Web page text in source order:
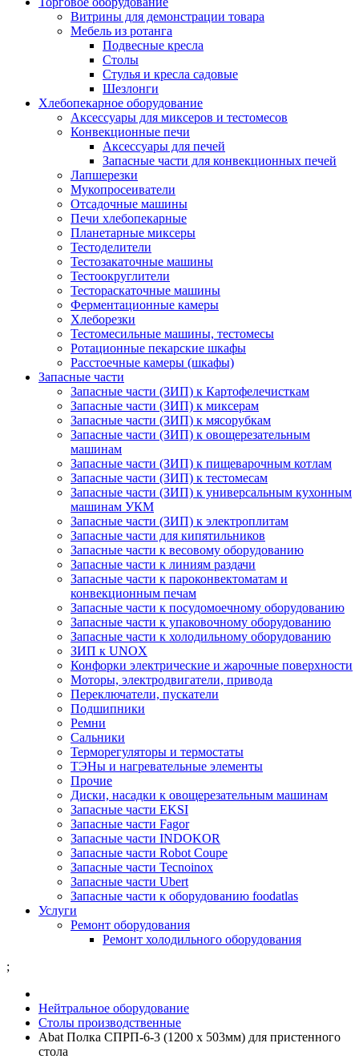
Витрины для демонстрации товара
Мебель из ротанга
Подвесные кресла
Столы
Стулья и кресла садовые
Шезлонги
Хлебопекарное оборудование
Аксессуары для миксеров и тестомесов
Конвекционные печи
Аксессуары для печей
Запасные части для конвекционных печей
Лапшерезки
Мукопросеиватели
Отсадочные машины
Печи хлебопекарные
Планетарные миксеры
Тестоделители
Тестозакаточные машины
Тестоокруглители
Тестораскаточные машины
Ферментационные камеры
Хлеборезки
Тестомесильные машины, тестомесы
Ротационные пекарские шкафы
Расстоечные камеры (шкафы)
Запасные части
Запасные части (ЗИП) к Картофелечисткам
Запасные части (ЗИП) к миксерам
Запасные части (ЗИП) к мясорубкам
Запасные части (ЗИП) к овощерезательным
машинам
Запасные части (ЗИП) к пищеварочным котлам
Запасные части (ЗИП) к тестомесам
Запасные части (ЗИП) к универсальным кухонным
машинам УКМ
Запасные части (ЗИП) к электроплитам
Запасные части для кипятильников
Запасные части к весовому оборудованию
Запасные части к линиям раздачи
Запасные части к пароконвектоматам и
конвекционным печам
Запасные части к посудомоечному оборудованию
Запасные части к упаковочному оборудованию
Запасные части к холодильному оборудованию
ЗИП к UNOX
Конфорки электрические и жарочные поверхности
Моторы, электродвигатели, привода
Переключатели, пускатели
Подшипники
Ремни
Сальники
Терморегуляторы и термостаты
ТЭНы и нагревательные элементы
Прочие
Диски, насадки к овощерезательным машинам
Запасные части EKSI
Запасные части Fagor
Запасные части INDOKOR
Запасные части Robot Coupe
Запасные части Tecnoinox
Запасные части Ubert
Запасные части к оборудованию foodatlas
Услуги
Ремонт оборудования
Ремонт холодильного оборудования
;
Нейтральное оборудование
Столы производственные
Abat Полка СПРП-6-3 (1200 x 503мм) для пристенного
стола